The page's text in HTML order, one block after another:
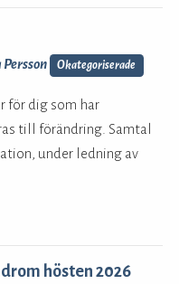
Okategoriserade
för dig som har
till förändring. Samtal
under ledning av
hösten 2026